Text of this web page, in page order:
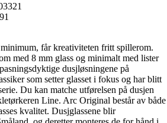
får kreativiteten fritt spillerom.
med 8 mm glass og minimalt med lister
dusjløsningene på
som setter glasset i fokus og har blitt
Du kan matche utførelsen på dusjen
Line. Arc Original består av både
kvalitet. Dusjglassene blir